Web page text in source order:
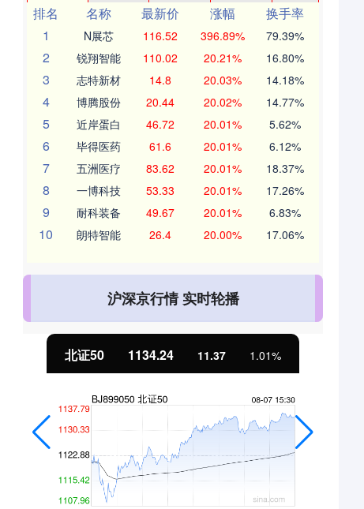
排名
名称 最新价 涨幅
换手率
1
N展芯 116.52 396.89% 79.39%
2 锐翔智能 110.02 20.21% 16.80%
3 志特新材 14.8 20.03% 14.18%
4 博腾股份 20.44 20.02% 14.77%
5 近岸蛋白 46.72 20.01% 5.62%
6 毕得医药 61.6 20.01% 6.12%
7 五洲医疗 83.62 20.01% 18.37%
8 一博科技 53.33 20.01% 17.26%
9 耐科装备 49.67 20.01% 6.83%
10 朗特智能 26.4 20.00% 17.06%
沪深京行情 实时轮播
北证50 1134.24 11.37 1.01%